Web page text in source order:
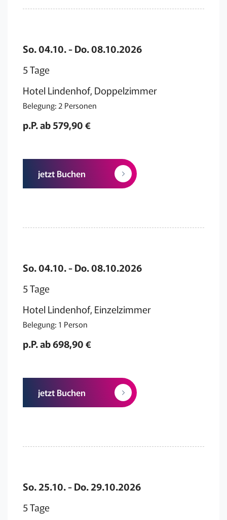
So. 04.10. - Do. 08.10.2026
5 Tage
Hotel Lindenhof, Doppelzimmer
Belegung: 2 Personen
p.P. ab 579,90 €
jetzt Buchen
So. 04.10. - Do. 08.10.2026
5 Tage
Hotel Lindenhof, Einzelzimmer
Belegung: 1 Person
p.P. ab 698,90 €
jetzt Buchen
So. 25.10. - Do. 29.10.2026
5 Tage